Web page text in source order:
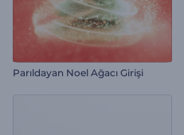
Parıldayan Noel Ağacı Girişi